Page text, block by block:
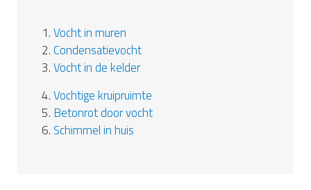
1.Vocht in muren
2.Condensatievocht
3.Vocht in de kelder
4.Vochtige kruipruimte
5. Betonrot door vocht
6. Schimmel in huis